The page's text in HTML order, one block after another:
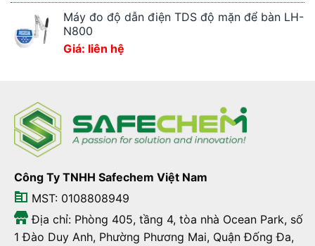
Máy đo độ dẫn điện TDS độ mặn để bàn LH-
N800
Giá: liên hệ
Công Ty TNHH Safechem Việt Nam
MST: 0108808949
Địa chỉ: Phòng 405, tầng 4, tòa nhà Ocean Park, số
1 Đào Duy Anh, Phường Phương Mai, Quận Đống Đa,